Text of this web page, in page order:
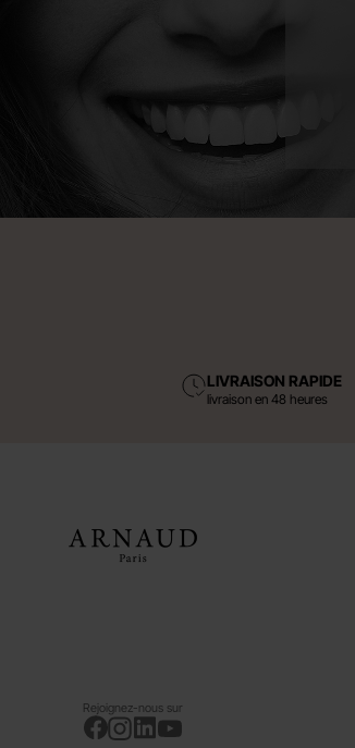
LIVRAISON RAPIDE
livraison en 48 heures
Rejoignez-nous sur